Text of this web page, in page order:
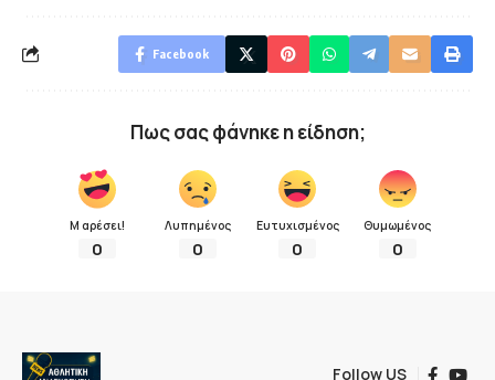
Facebook
Πως σας φάνηκε η είδηση;
Μ αρέσει!
0
Λυπημένος
0
Ευτυχισμένος
0
Θυμωμένος
0
Follow US